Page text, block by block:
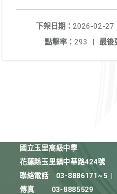
下架日期： 2026-02-27
最後
點擊率： 293 |
國立玉里高級中學
花蓮縣玉里鎮中華路424號
聯絡電話
03-8886171~5
傳真
03-8885529